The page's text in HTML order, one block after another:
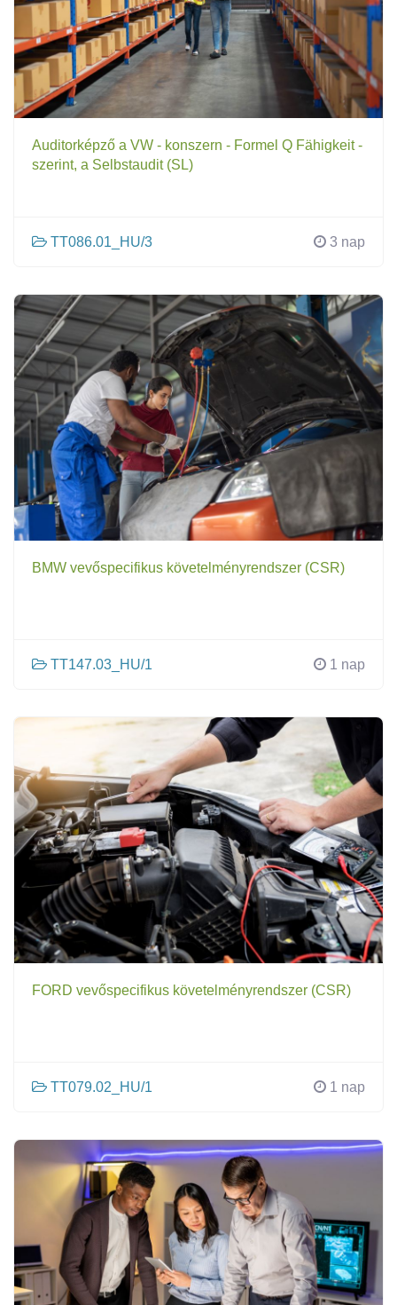
Auditorképző a VW - konszern - Formel Q Fähigkeit -
szerint, a Selbstaudit (SL)
TT086.01_HU/3 3 nap
BMW vevőspecifikus követelményrendszer (CSR)
TT147.03_HU/1 1 nap
FORD vevőspecifikus követelményrendszer (CSR)
TT079.02_HU/1 1 nap